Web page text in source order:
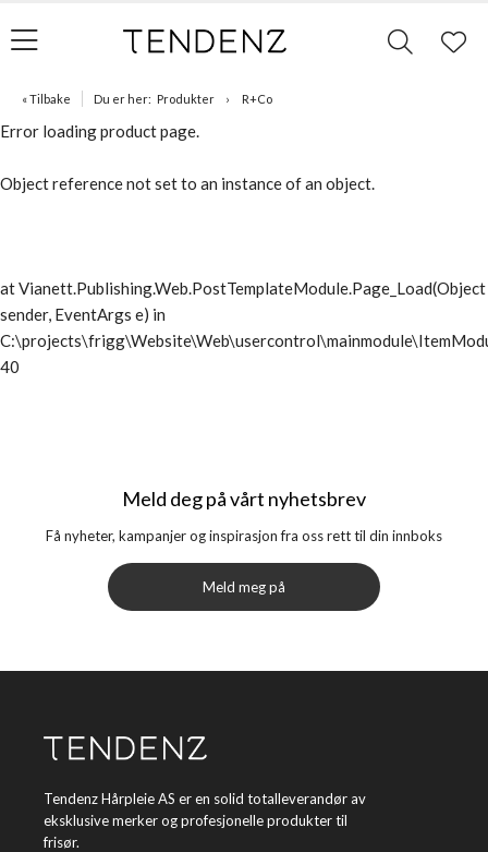
« Tilbake Du er her: Produkter R+Co
Error loading product page.
Object reference not set to an instance of an object.
at Vianett.Publishing.Web.PostTemplateModule.Page_Load(Object
sender, EventArgs e) in
40
Meld deg på vårt nyhetsbrev
Få nyheter, kampanjer og inspirasjon fra oss rett til din innboks
Meld meg på
Tendenz Hårpleie AS er en solid totalleverandør av
eksklusive merker og profesjonelle produkter til
frisør.